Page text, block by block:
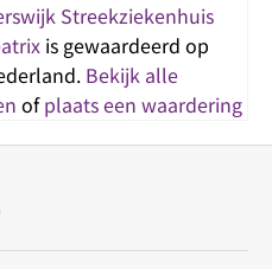
Streekziekenhuis
is gewaardeerd op
Bekijk alle
ofplaats een waardering